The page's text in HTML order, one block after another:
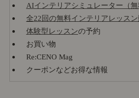
AIインテリアシミュレーター（無
全22回の無料インテリアレッスン
体験型レッスンの予約
お買い物
Re:CENO Mag
クーポンなどお得な情報